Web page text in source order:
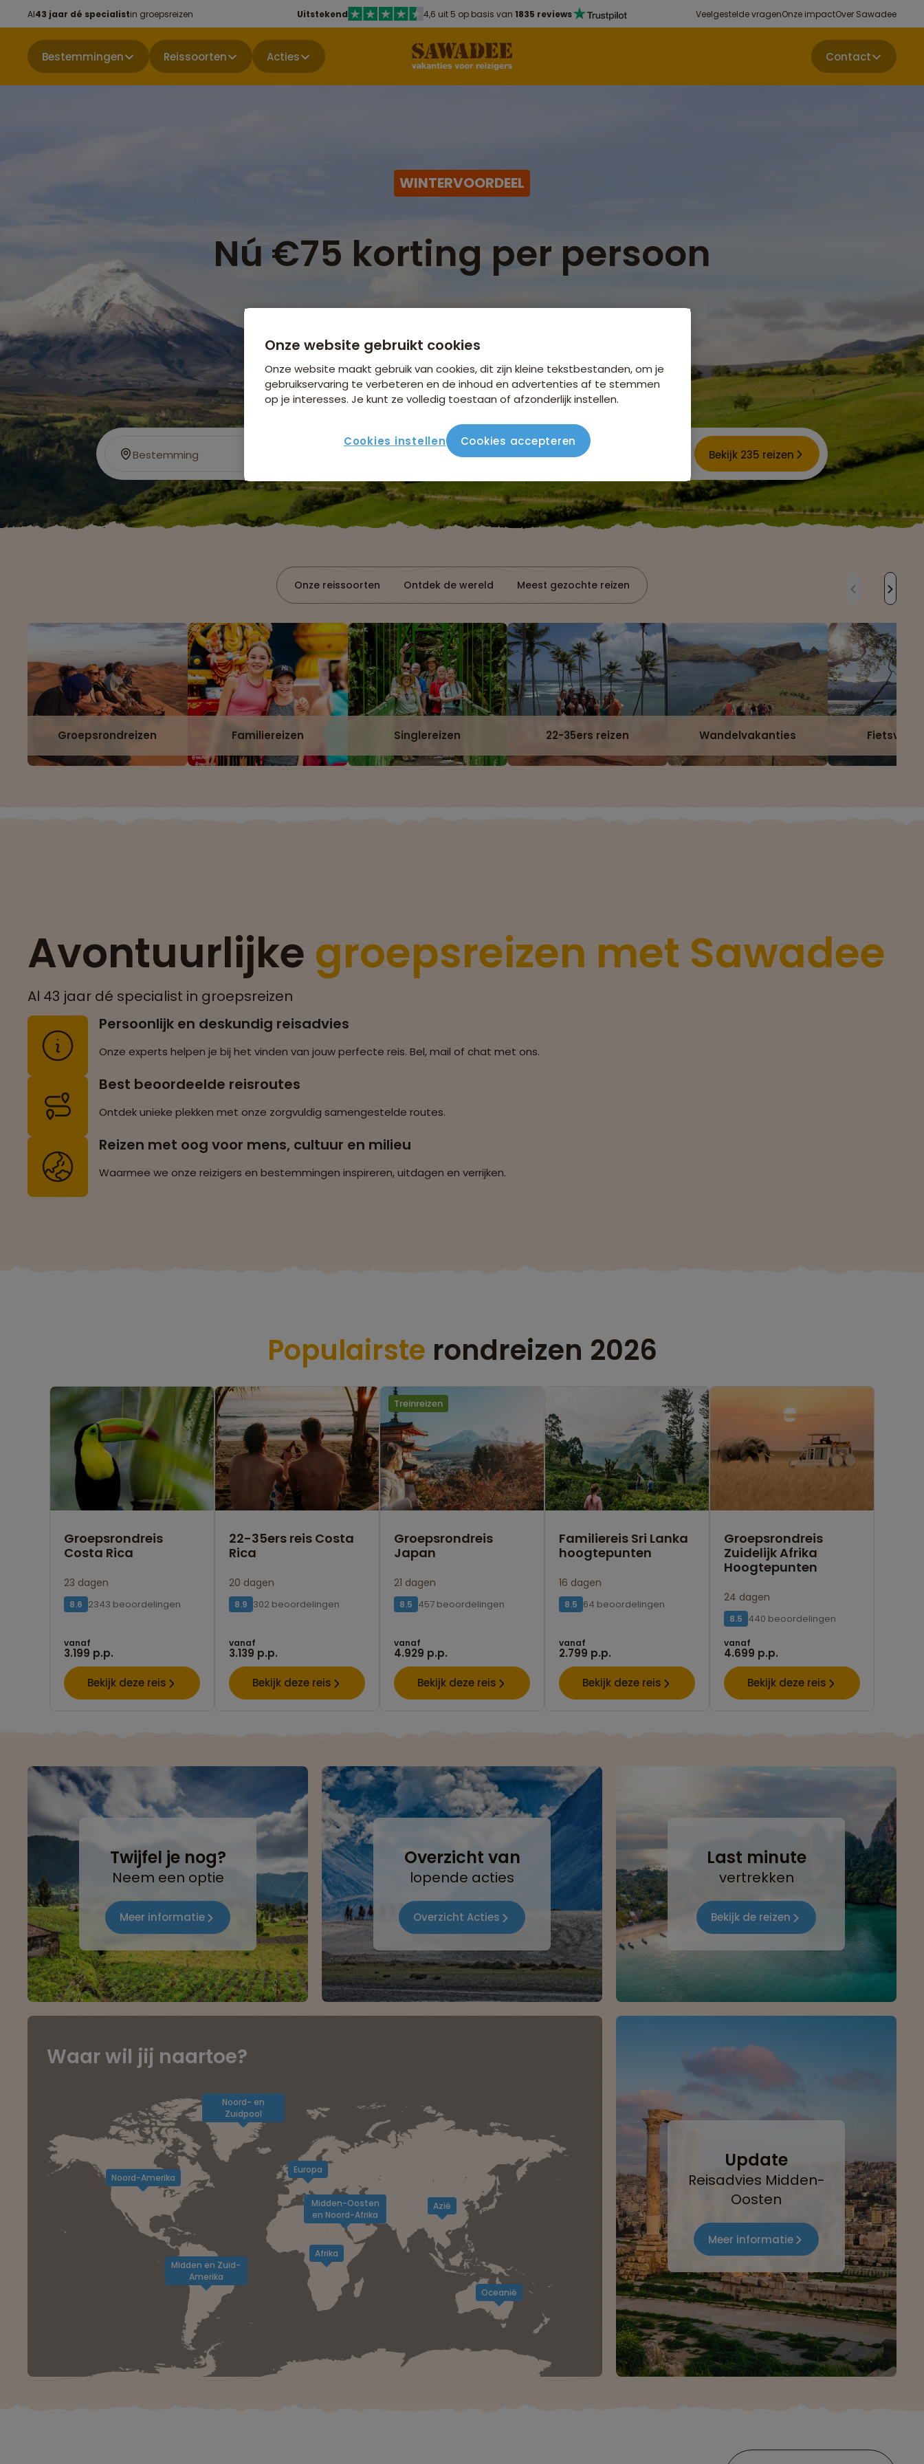
Al43 jaar dé specialistin groepsreizen Uitstekend 4,6 uit 5 op basis van 1835 reviews Veelgestelde vragenOnze impactOver Sawadee
Bestemmingen Reissoorten Acties Contact
WINTERVOORDEEL
Nú €75 korting per persoon
Bestemming Reisperiode Bekijk 235 reizen
Onze reissoorten Ontdek de wereld Meest gezochte reizen
Groepsrondreizen Familiereizen Singlereizen 22-35ers reizen Wandelvakanties
Avontuurlijke groepsreizen met Sawadee
Al 43 jaar dé specialist in groepsreizen
Persoonlijk en deskundig reisadvies
Onze experts helpen je bij het vinden van jouw perfecte reis. Bel, mail of chat met ons.
Best beoordeelde reisroutes
Ontdek unieke plekken met onze zorgvuldig samengestelde routes.
Reizen met oog voor mens, cultuur en milieu
Waarmee we onze reizigers en bestemmingen inspireren, uitdagen en verrijken.
Populairste rondreizen 2026
Groepsrondreis
Costa Rica
23 dagen
8.6 2343 beoordelingen
vanaf
3.199 p.p.
Bekijk deze reis
22-35ers reis Costa
Rica
20 dagen
8.9 302 beoordelingen
vanaf
3.139 p.p.
Bekijk deze reis
Treinreizen
Groepsrondreis
Japan
21 dagen
8.5 457 beoordelingen
vanaf
4.929 p.p.
Bekijk deze reis
Familiereis Sri Lanka
hoogtepunten
16 dagen
8.5 64 beoordelingen
vanaf
2.799 p.p.
Bekijk deze reis
Groepsrondreis
Zuidelijk Afrika
Hoogtepunten
24 dagen
8.5 440 beoordelingen
vanaf
4.699 p.p.
Bekijk deze reis
Twijfel je nog?
Neem een optie
Meer informatie
Overzicht van
lopende acties
Overzicht Acties
Last minute
vertrekken
Bekijk de reizen
Waar wil jij naartoe?
Azië
Afrika
Midden en Zuid-
Amerika
Midden-Oosten
en Noord-Afrika
Noord-Amerika
Europa
Oceanië
Noord- en
Zuidpool
Update
Reisadvies Midden-
Oosten
Meer informatie
Onze website gebruikt cookies
Onze website maakt gebruik van cookies, dit zijn kleine tekstbestanden, om je
gebruikservaring te verbeteren en de inhoud en advertenties af te stemmen
op je interesses. Je kunt ze volledig toestaan of afzonderlijk instellen.
Cookies instellen Cookies accepteren